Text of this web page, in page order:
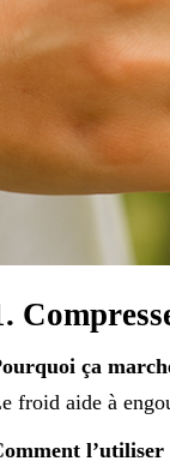
ça
froid aide à
l’utiliser